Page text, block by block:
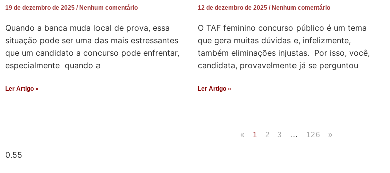
19 de dezembro de 2025 Nenhum comentário
Quando a banca muda local de prova, essa
situação pode ser uma das mais estressantes
que um candidato a concurso pode enfrentar,
especialmente quando a
Ler Artigo »
12 de dezembro de 2025 Nenhum comentário
O TAF feminino concurso público é um tema
que gera muitas dúvidas e, infelizmente,
também eliminações injustas. Por isso, você,
candidata, provavelmente já se perguntou
Ler Artigo »
« 1 2 3 … 126 »